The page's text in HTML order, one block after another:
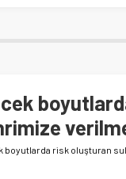
boyutlarda risk oluşturan